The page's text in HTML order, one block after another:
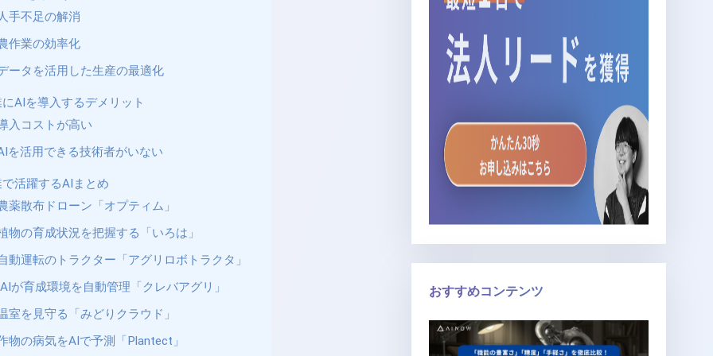
手不足の解消
作業の効率化
ータを活用した生産の最適化
AIを導入するデメリット
入コストが高い
を活用できる技術者がいない
活躍するAIまとめ
薬散布ドローン「オプティム」
物の育成状況を把握する「いろは」
動運転のトラクター「アグリロボトラクタ」
が育成環境を自動管理「クレバアグリ」
室を見守る「みどりクラウド」
物の病気をAIで予測「Plantect」
おすすめコンテンツ